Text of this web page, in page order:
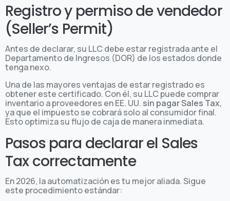
Registro y permiso de vendedor
(Seller’s Permit)
Antes de declarar, su LLC debe estar registrada ante el
Departamento de Ingresos (DOR) de los estados donde
tenga nexo.
Una de las mayores ventajas de estar registrado es
obtener este certificado. Con él, su LLC puede comprar
inventario a proveedores en EE. UU. sin pagar Sales Tax,
ya que el impuesto se cobrará solo al consumidor final.
Esto optimiza su flujo de caja de manera inmediata.
Pasos para declarar el Sales
Tax correctamente
En 2026, la automatización es tu mejor aliada. Sigue
este procedimiento estándar: